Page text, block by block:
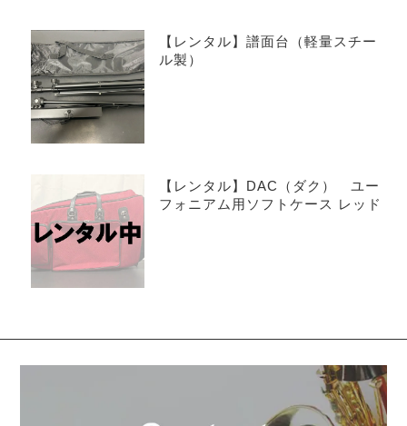
【レンタル】譜面台（軽量スチー
ル製）
【レンタル】DAC（ダク） ユー
フォニアム用ソフトケース レッド